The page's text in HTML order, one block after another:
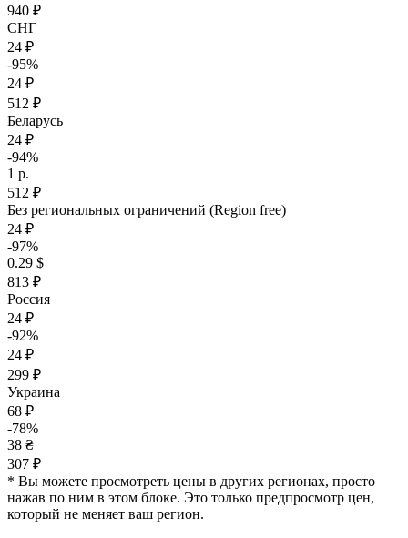
940 ₽
СНГ
24 ₽
-95%
24 ₽
512 ₽
Беларусь
24 ₽
-94%
1 р.
512 ₽
Без региональных ограничений (Region free)
24 ₽
-97%
0.29 $
813 ₽
Россия
24 ₽
-92%
24 ₽
299 ₽
Украина
68 ₽
-78%
38 ₴
307 ₽
* Вы можете просмотреть цены в других регионах, просто
нажав по ним в этом блоке. Это только предпросмотр цен,
который не меняет ваш регион.